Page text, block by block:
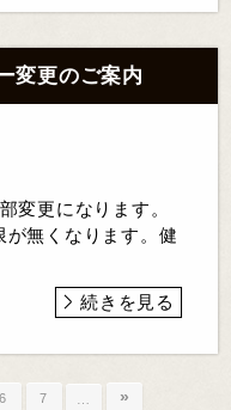
変更のご案内
変更になります。
が無くなります。健
続きを見る
6 7 … »